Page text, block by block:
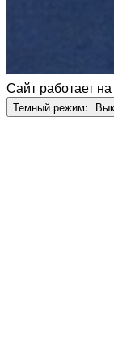
Сайт работает на
Темный режим: